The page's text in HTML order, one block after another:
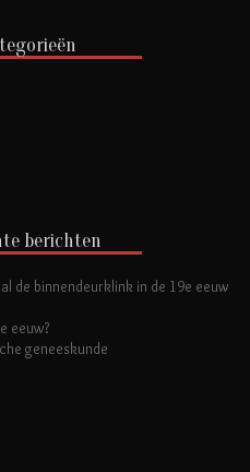
berichten
de binnendeurklink in de 19e eeuw
eeuw?
geneeskunde